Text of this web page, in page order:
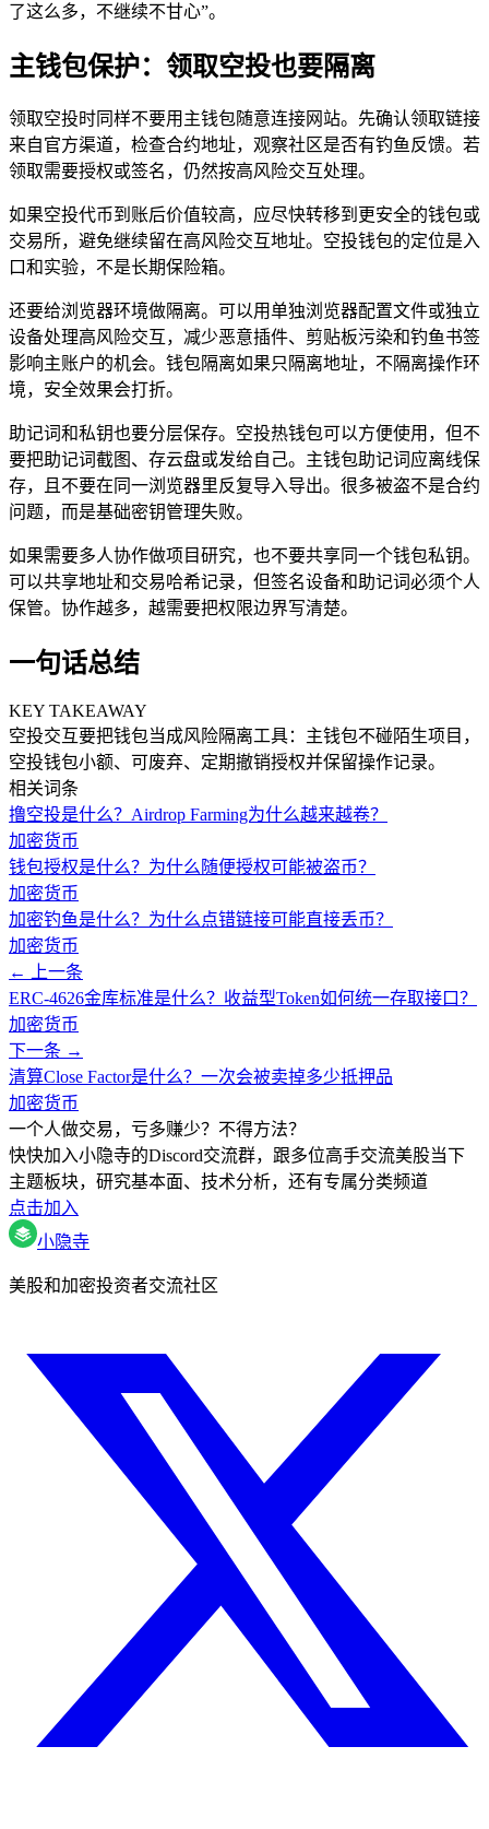
了这么多，不继续不甘心”。
主钱包保护：领取空投也要隔离
领取空投时同样不要用主钱包随意连接网站。先确认领取链接
来自官方渠道，检查合约地址，观察社区是否有钓鱼反馈。若
领取需要授权或签名，仍然按高风险交互处理。
如果空投代币到账后价值较高，应尽快转移到更安全的钱包或
交易所，避免继续留在高风险交互地址。空投钱包的定位是入
口和实验，不是长期保险箱。
还要给浏览器环境做隔离。可以用单独浏览器配置文件或独立
设备处理高风险交互，减少恶意插件、剪贴板污染和钓鱼书签
影响主账户的机会。钱包隔离如果只隔离地址，不隔离操作环
境，安全效果会打折。
助记词和私钥也要分层保存。空投热钱包可以方便使用，但不
要把助记词截图、存云盘或发给自己。主钱包助记词应离线保
存，且不要在同一浏览器里反复导入导出。很多被盗不是合约
问题，而是基础密钥管理失败。
如果需要多人协作做项目研究，也不要共享同一个钱包私钥。
可以共享地址和交易哈希记录，但签名设备和助记词必须个人
保管。协作越多，越需要把权限边界写清楚。
一句话总结
KEY TAKEAWAY
空投交互要把钱包当成风险隔离工具：主钱包不碰陌生项目，
空投钱包小额、可废弃、定期撤销授权并保留操作记录。
相关词条
撸空投是什么？Airdrop Farming为什么越来越卷？
加密货币
钱包授权是什么？为什么随便授权可能被盗币？
加密货币
加密钓鱼是什么？为什么点错链接可能直接丢币？
加密货币
← 上一条
ERC-4626金库标准是什么？收益型Token如何统一存取接口？
加密货币
下一条 →
清算Close Factor是什么？一次会被卖掉多少抵押品
加密货币
一个人做交易，亏多赚少？不得方法？
快快加入小隐寺的Discord交流群，跟多位高手交流美股当下
主题板块，研究基本面、技术分析，还有专属分类频道
点击加入
小隐寺
美股和加密投资者交流社区